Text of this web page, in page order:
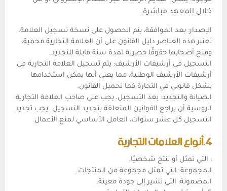
خلال المعهد مباشرة.
الإصدار: بعد الموافقة، يتم الحصول على نسخة تسجيل العلامة.
تعتبر هذه العناصر دليل القانون على أن العلامة التجارية محمية،
ومنح أصحابها حقوقًا حصرية لمدة سنة قابلة للتجديد.
التسجيل في أرشيفات الأرشيف: يتم تسجيل العلامة التجارية في
أرشيفات الأرشيف الوطنية، مما يعني أنها يمكن استخدامها
بشكل قانوني في التجارة كما تحميل القانون.
الصيانة والتجديد: بعد التسجيل، يجب على صاحب العلامة التجارية
الروسية أن يراجع القوانين المتعلقة بتجديد التسجيل. يجب تجديد
التسجيل كل عشر سنوات، العامل الأساسي لمنع الأعمال.
4.أنواع العلامات التجارية
: التي تمثل أو تنتج شخصيًا.
المجموعة: التي تمثل مجموعة من المنتجات.
المضمونة: التي تشير إلى جودة معينة.